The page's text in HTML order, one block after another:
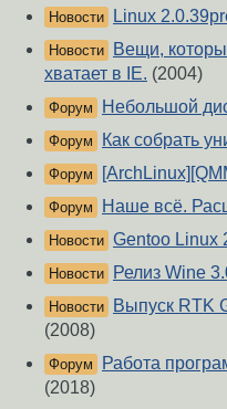
Новости Linux
Новости
Вещи,
хватает в IE. (2004)
Форум Небольшой
Форум Как собрать
Форум
Форум Наше всё.
Новости Gentoo Linux
Новости Релиз Wine
Новости
Выпуск RTK
(2008)
Форум
Работа
(2018)